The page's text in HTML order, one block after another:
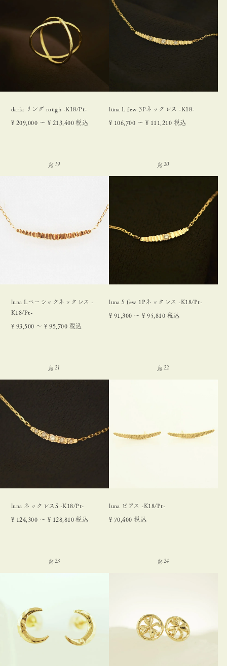
daria リング rough -K18/Pt-
¥ 209,000 〜 ¥ 213,400 税込
luna L few 3Pネックレス -K18-
¥ 106,700 〜 ¥ 111,210 税込
luna Lベーシックネックレス -
K18/Pt-
¥ 93,500 〜 ¥ 95,700 税込
luna S few 1Pネックレス -K18/Pt-
¥ 91,300 〜 ¥ 95,810 税込
luna ネックレスS -K18/Pt-
¥ 124,300 〜 ¥ 128,810 税込
luna ピアス -K18/Pt-
¥ 70,400 税込